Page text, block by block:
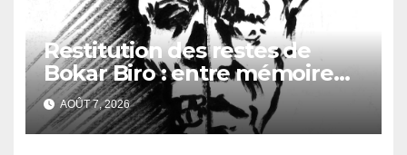
Restitution des restes de
Bokar Biro : entre mémoire
familiale et regard
anthropologique
AOÛT 7, 2026